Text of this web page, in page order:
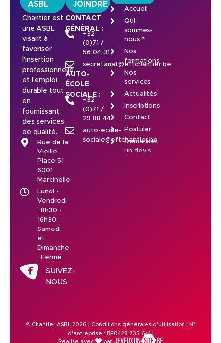
ASBL
Chantier est
une ASBL
visant à
favoriser
l’insertion
professionnelle
et l’emploi
durable tout
en
fournissant
des services
de qualité.
Rue de la
Vieille
Place 51
6001
Marcinelle
Lundi -
Vendredi
: 8h30 -
16h30
Samedi
et
Dimanche
: Fermé
SUIVEZ-
NOUS
JOINDRE
CONTACT
GÉNÉRAL :
+32
(0)71 /
56 04 31
secretariat@eftchantier.be
AUTO-
ÉCOLE
SOCIALE :
+32
(0)71 /
29 88 44
auto-ecole-
sociale@eftchantier.be
Accueil
Qui
sommes-
nous ?
Nos
formations
Nos
services
Actualités
Inscriptions
Contact
Postuler
Demander
un devis
© Chantier ASBL 2026 | Conditions générales d'utilisation | N°
d'entreprise : BE0428.735.644 |
Réalisé avec
par